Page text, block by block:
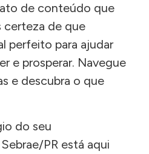
de conteúdo que
de que
perfeito para ajudar
e prosperar. Navegue
e descubra o que
do seu
PR está aqui